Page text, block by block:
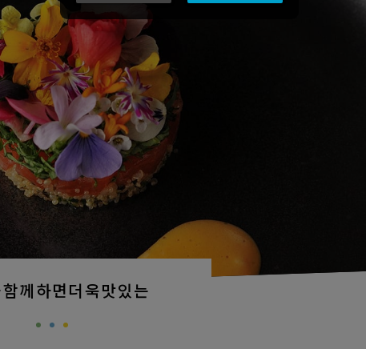
께하면더욱맛있는